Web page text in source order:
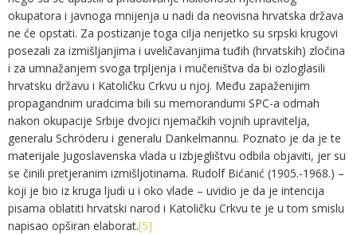
okupatora i javnoga mnijenja u nadi da neovisna hrvatska država
ne će opstati. Za postizanje toga cilja nerijetko su srpski krugovi
posezali za izmišljanjima i uveličavanjima tuđih (hrvatskih) zločina
i za umnažanjem svoga trpljenja i mučeništva da bi ozloglasili
hrvatsku državu i Katoličku Crkvu u njoj. Među zapaženijim
propagandnim uradcima bili su memorandumi SPC-a odmah
nakon okupacije Srbije dvojici njemačkih vojnih upravitelja,
generalu Schröderu i generalu Dankelmannu. Poznato je da je te
materijale Jugoslavenska vlada u izbjeglištvu odbila objaviti, jer su
se činili pretjeranim izmišljotinama. Rudolf Bićanić (1905.-1968.) –
koji je bio iz kruga ljudi u i oko vlade – uvidio je da je intencija
pisama oblatiti hrvatski narod i Katoličku Crkvu te je u tom smislu
napisao opširan elaborat.[5]